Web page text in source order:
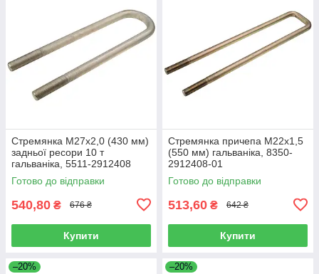
Стремянка М27х2,0 (430 мм)
задньої ресори 10 т
гальваніка, 5511-2912408
Готово до відправки
540,80 ₴ 676 ₴
Купити
Стремянка причепа М22х1,5
(550 мм) гальваніка, 8350-
2912408-01
Готово до відправки
513,60 ₴ 642 ₴
Купити
–20% –20%